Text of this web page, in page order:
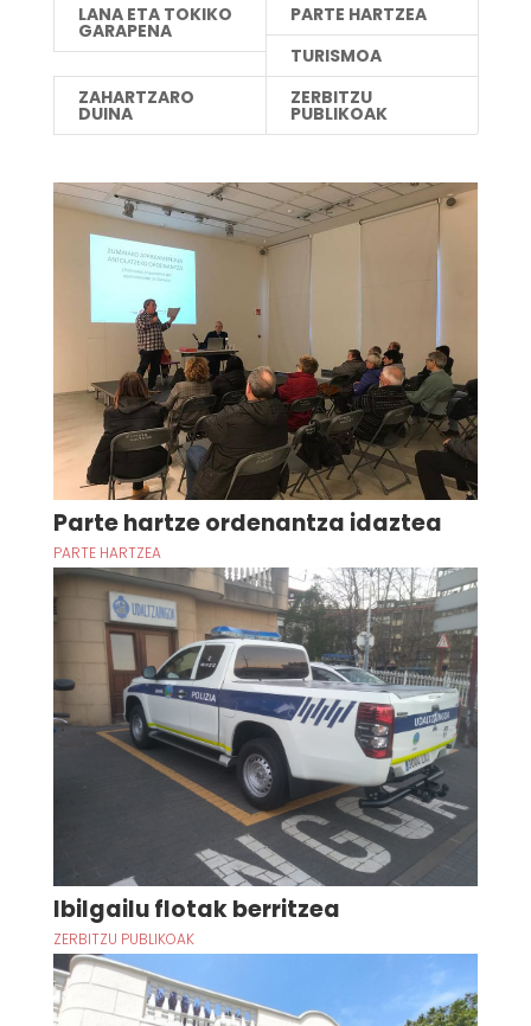
LANA ETA TOKIKO
GARAPENA
PARTE HARTZEA
TURISMOA
ZAHARTZARO
DUINA
ZERBITZU
PUBLIKOAK
Parte hartze ordenantza idaztea
PARTE HARTZEA
Ibilgailu flotak berritzea
ZERBITZU PUBLIKOAK